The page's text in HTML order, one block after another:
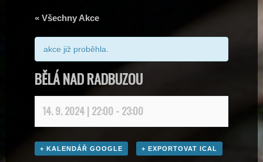
« Všechny Akce
akce již proběhla.
BĚLÁ NAD RADBUZOU
14. 9. 2024 | 22:00- 23:00
+ KALENDÁŘ GOOGLE + EXPORTOVAT ICAL